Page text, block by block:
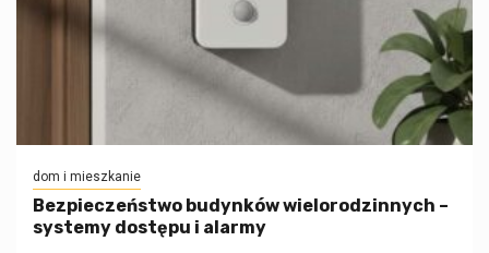
dom i mieszkanie
Bezpieczeństwo budynków wielorodzinnych –
systemy dostępu i alarmy